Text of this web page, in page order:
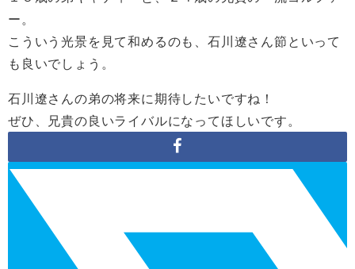
ー。
こういう光景を見て和めるのも、石川遼さん節といって
も良いでしょう。
石川遼さんの弟の将来に期待したいですね！
ぜひ、兄貴の良いライバルになってほしいです。